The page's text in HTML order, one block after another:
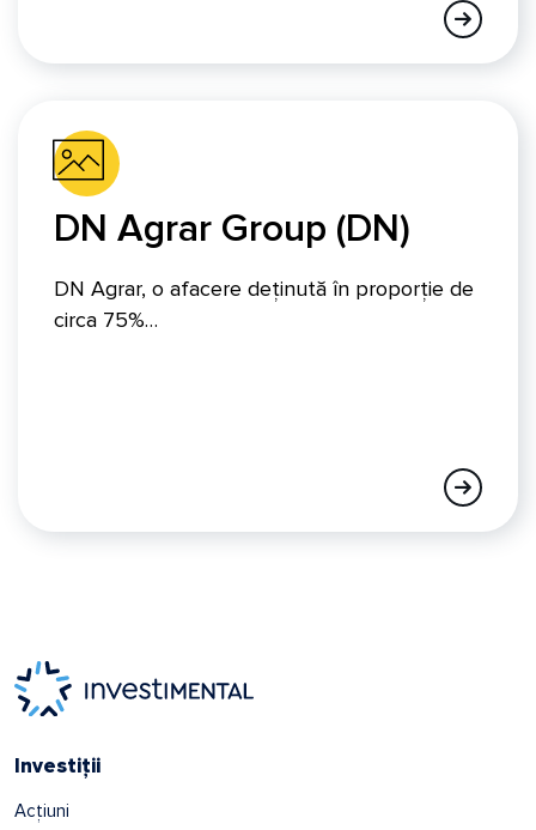
DN Agrar Group (DN)
DN Agrar, o afacere deținută în proporție de
circa 75%…
Investiții
Acțiuni